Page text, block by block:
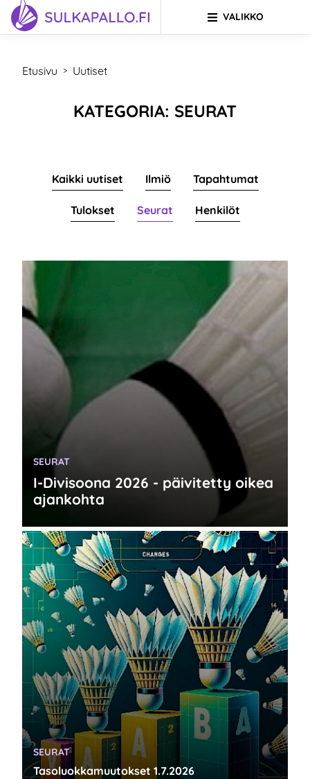
Siirry sivun sisältöön
SIIRRY ETUSIVULLE
VALIKKO
Etusivu > Uutiset
KATEGORIA: SEURAT
Kaikki uutiset Ilmiö Tapahtumat
Tulokset Seurat Henkilöt
I-Divisoona 2026 - päivitetty oikea
ajankohta
KATEGORIA:
SEURAT
Tasoluokkamuutokset 1.7.2026
KATEGORIA:
SEURAT